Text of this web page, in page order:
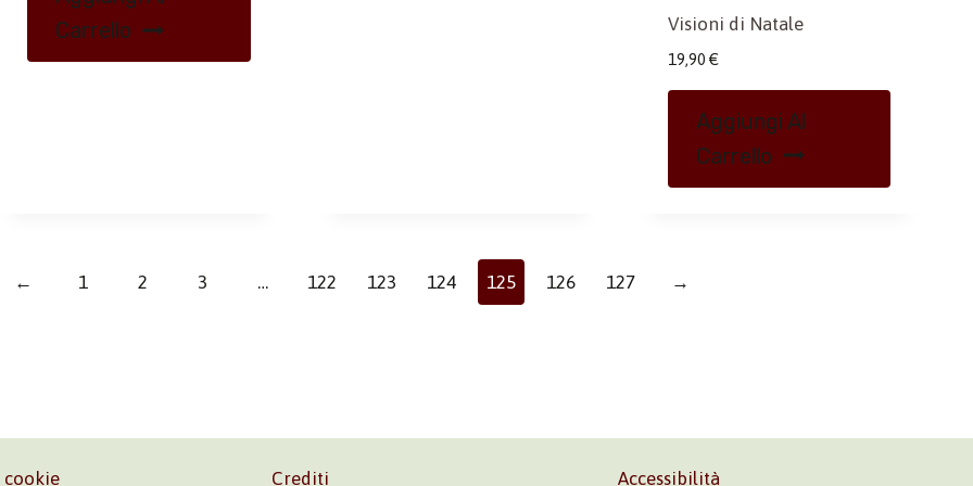
Carrello
Visioni di Natale
19,90 €
Aggiungi Al
Carrello
← 1 2 3 … 122 123 124 125 126 127 →
cookie Crediti Accessibilità